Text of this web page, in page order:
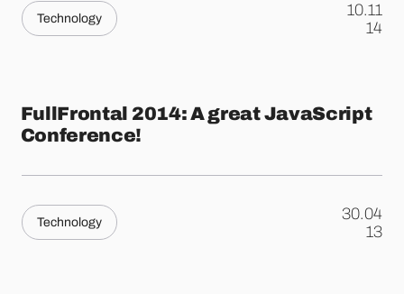
Technology
10.11
.14
FullFrontal 2014: A great JavaScript
Conference!
Technology
30.04
.13